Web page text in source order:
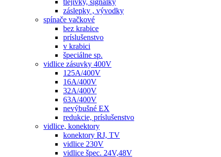
tlejivky, signálky
záslepky , vývodky
spínače vačkové
bez krabice
príslušenstvo
v krabici
špeciálne sp.
vidlice zásuvky 400V
125A/400V
16A/400V
32A/400V
63A/400V
nevýbušné EX
redukcie, príslušenstvo
vidlice, konektory
konektory RJ, TV
vidlice 230V
vidlice špec. 24V,48V